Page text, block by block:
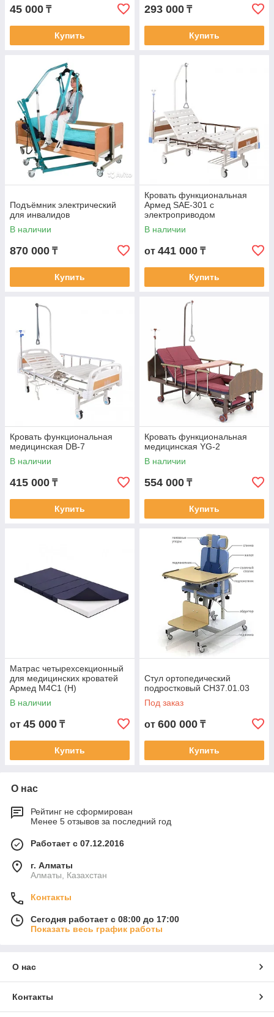
45 000 ₸
Купить
293 000 ₸
Купить
Подъёмник электрический
для инвалидов
В наличии
870 000 ₸
Купить
Кровать функциональная
Армед SAE-301 с
электроприводом
В наличии
от 441 000 ₸
Купить
Кровать функциональная
медицинская DB-7
В наличии
415 000 ₸
Купить
Кровать функциональная
медицинская YG-2
В наличии
554 000 ₸
Купить
Матрас четырехсекционный
для медицинских кроватей
Армед М4С1 (Н)
В наличии
от 45 000 ₸
Купить
Стул ортопедический
подростковый СН37.01.03
Под заказ
от 600 000 ₸
Купить
О нас
Рейтинг не сформирован
Менее 5 отзывов за последний год
Работает с 07.12.2016
г. Алматы
Алматы, Казахстан
Контакты
Сегодня работает с 08:00 до 17:00
Показать весь график работы
О нас
Контакты